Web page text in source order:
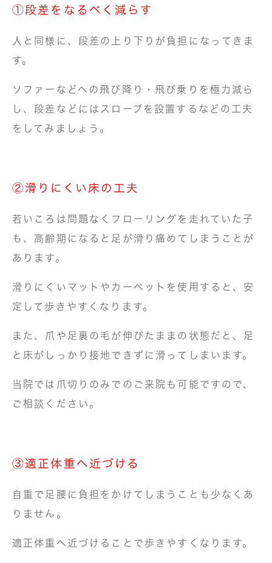
①段差をなるべく減らす
人と同様に、段差の上り下りが負担になってきま
す。
ソファーなどへの飛び降り・飛び乗りを極力減ら
し、段差などにはスロープを設置するなどの工夫
をしてみましょう。
②滑りにくい床の工夫
若いころは問題なくフローリングを走れていた子
も、高齢期になると足が滑り痛めてしまうことが
あります。
滑りにくいマットやカーペットを使用すると、安
定して歩きやすくなります。
また、爪や足裏の毛が伸びたままの状態だと、足
と床がしっかり接地できずに滑ってしまいます。
当院では爪切りのみでのご来院も可能ですので、
ご相談ください。
③適正体重へ近づける
自重で足腰に負担をかけてしまうことも少なくあ
りません。
適正体重へ近づけることで歩きやすくなります。